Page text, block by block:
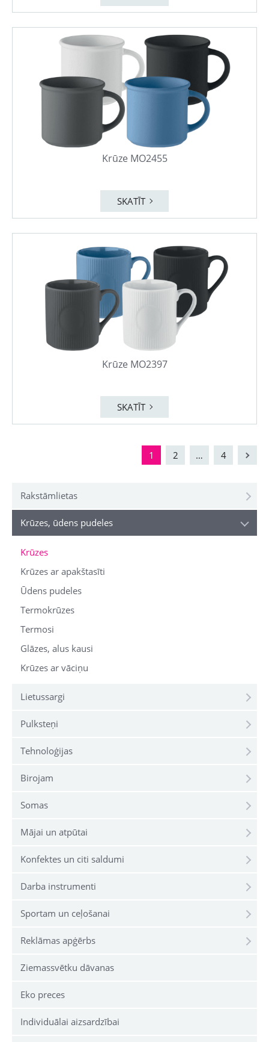
Rakstāmlietas
Krūzes, ūdens pudeles
Krūzes
Krūzes ar apakštasīti
Ūdens pudeles
Termokrūzes
Termosi
Glāzes, alus kausi
Krūzes ar vāciņu
Lietussargi
Pulksteņi
Tehnoloģijas
Birojam
Somas
Mājai un atpūtai
Konfektes un citi saldumi
Darba instrumenti
Sportam un ceļošanai
Reklāmas apģērbs
Ziemassvētku dāvanas
Eko preces
Individuālai aizsardzībai
Krūze MO2455
SKATĪT
Krūze MO2397
SKATĪT
1 2 … 4